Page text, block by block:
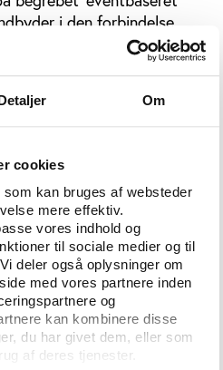
Om
cookies
kan bruges af websteder
mere effektiv.
vores indhold og
til sociale medier og til
deler også oplysninger om
med vores partnere inden
og
kan kombinere disse
du har givet dem, eller som
af deres tjenester.
i den forbindelse
Århus, Viborg og
om emnet.
i fodbold skal i 2011
stiller skarpt
at være en del af den store
konferencen et bredere
sport, teknologi og
Uffe Elbæk, der var
2009, Christian
fungerer som
slutrunden, og Kenneth
i den svenske sport- og